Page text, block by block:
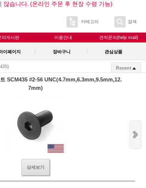
않습니다. (온라인 주문 후 현장 수령 가능)
카테고리 검색
의게시판 이용안내 견적문의(help mail)
이페이지 장바구니 관심상품
Recent
SCM435 #2-56 UNC(4.7mm,6.3mm,9.5mm,12.
7mm)
상세보기